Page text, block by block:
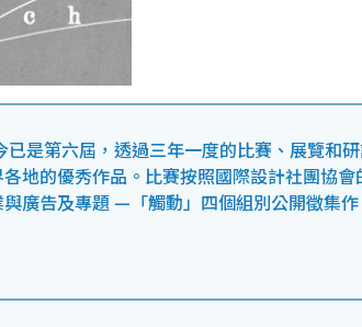
是第六屆，透過三年一度的比賽、展覽和
地的優秀作品。比賽按照國際設計社團協會
廣告及專題 —「觸動」四個組別公開徵集作